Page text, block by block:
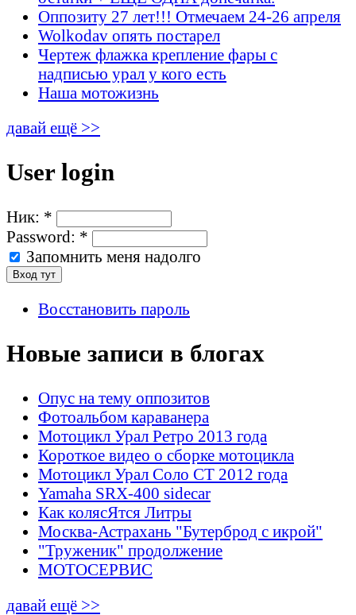
Оппозиту 27 лет!!! Отмечаем 24-26 апреля
Wolkodav опять постарел
Чертеж флажка крепление фары с
надписью урал у кого есть
Наша мотожизнь
давай ещё >>
User login
Ник: *
Password: *
Запомнить меня надолго
Восстановить пароль
Новые записи в блогах
Опус на тему оппозитов
Фотоальбом караванера
Мотоцикл Урал Ретро 2013 года
Короткое видео о сборке мотоцикла
Мотоцикл Урал Соло СТ 2012 года
Yamaha SRX-400 sidecar
Как колясЯтся Литры
Москва-Астрахань "Бутерброд с икрой"
"Труженик" продолжение
МОТОСЕРВИС
давай ещё >>